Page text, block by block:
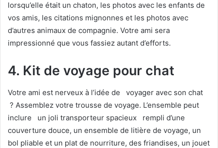
lorsqu’elle était un chaton, les photos avec les enfants de
vos amis, les citations mignonnes et les photos avec
d’autres animaux de compagnie. Votre ami sera
impressionné que vous fassiez autant d’efforts.
4. Kit de voyage pour chat
Votre ami est nerveux à l’idée de voyager avec son chat
? Assemblez votre trousse de voyage. L’ensemble peut
inclure un joli transporteur spacieux
rempli d’une
couverture douce, un ensemble de litière de voyage, un
bol pliable et un plat de nourriture, des friandises, un jouet